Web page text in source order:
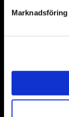
Marknadsföring
Dina